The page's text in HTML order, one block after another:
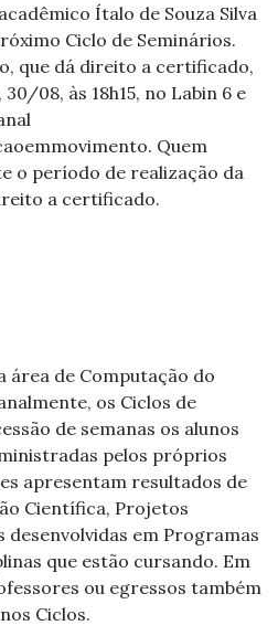
Ítalo de Souza Silva
Ciclo de Seminários.
que dá direito a certificado,
08, às 18h15, no Labin 6 e
Quem
o período de realização da
a certificado.
área de Computação do
os Ciclos de
de semanas os alunos
pelos próprios
apresentam resultados de
Científica, Projetos
desenvolvidas em Programas
que estão cursando. Em
ou egressos também
Ciclos.